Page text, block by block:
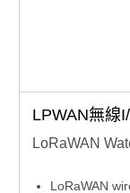
LPWAN無線
LoRaWAN
LoRaWAN